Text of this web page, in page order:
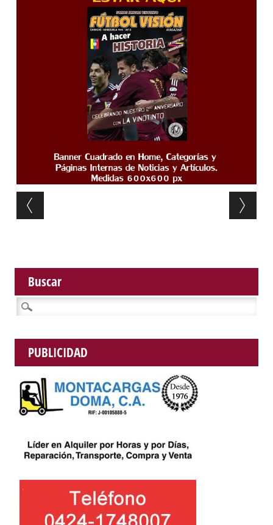
Post navigation
Buscar
Buscar:
PUBLICIDAD